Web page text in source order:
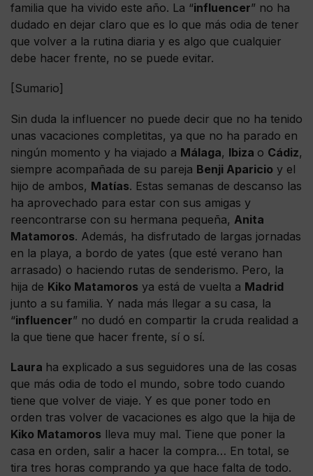
familia que ha vivido este año. La “influencer” no ha
dudado en dejar claro que es lo que más odia de tener
que volver a la rutina diaria y es algo que cualquier
debe hacer frente, no se puede evitar.
[Sumario]
Sin duda la influencer no puede decir que no ha tenido
unas vacaciones completitas, ya que no ha parado en
ningún momento y ha viajado a Málaga, Ibiza o Cádiz,
siempre acompañada de su pareja Benji Aparicio y el
hijo de ambos, Matías. Estas semanas de descanso las
ha aprovechado para estar con sus amigas y
reencontrarse con su hermana pequeña, Anita
Matamoros. Además, ha disfrutado de largas jornadas
en la playa, a bordo de yates (que esté verano han
arrasado) o haciendo rutas de senderismo. Pero, la
hija de Kiko Matamoros ya está de vuelta a Madrid
junto a su familia. Y nada más llegar a su casa, la
“influencer” no dudó en compartir la cruda realidad a
la que tiene que hacer frente, sí o sí.
Laura ha explicado a sus seguidores una de las cosas
que más odia de todo el mundo, sobre todo cuando
tiene que volver de viaje. Y es que poner todo en
orden tras volver de vacaciones es algo que la hija de
Kiko Matamoros lleva muy mal. Tiene que poner la
casa en orden, salir a hacer la compra… En total, se
tira tres horas comprando ya que hace falta de todo.